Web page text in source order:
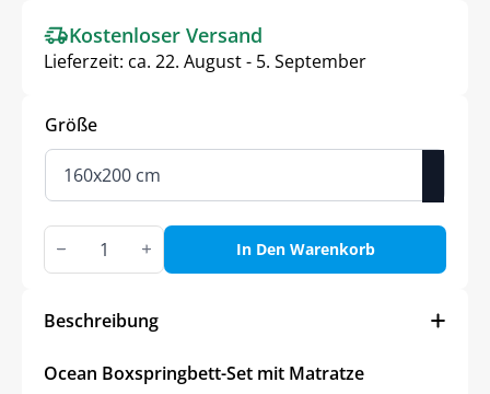
2.137,95€
1.497,02€.
Kostenloser Versand
Lieferzeit: ca. 22. August - 5. September
Größe
Ocean
Box-
Spring
Menge
In Den Warenkorb
Beschreibung
Ocean Boxspringbett-Set mit Matratze